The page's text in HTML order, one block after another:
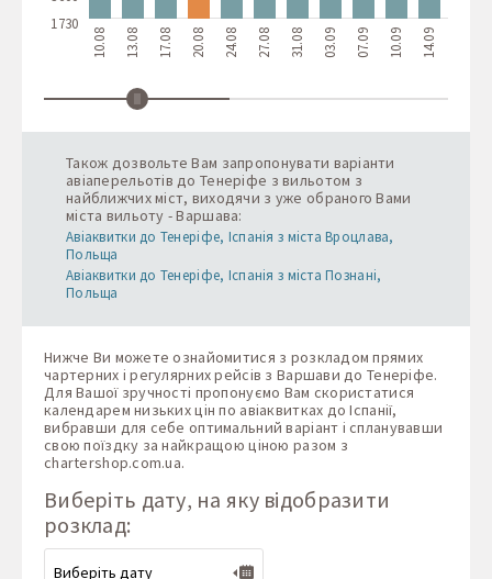
1730
10.08 13.08 17.08 20.08 24.08 27.08 31.08 03.09 07.09 10.09 14.09
Також дозвольте Вам запропонувати варіанти
авіаперельотів до Тенеріфе з вильотом з
найближчих міст, виходячи з уже обраного Вами
міста вильоту - Варшава:
Авіаквитки до Тенеріфе, Іспанія з міста Вроцлава,
Польща
Авіаквитки до Тенеріфе, Іспанія з міста Познані,
Польща
Нижче Ви можете ознайомитися з розкладом прямих
чартерних і регулярних рейсів з Варшави до Тенеріфе.
Для Вашої зручності пропонуємо Вам скористатися
календарем низьких цін по авіаквитках до Іспанії,
вибравши для себе оптимальний варіант і спланувавши
свою поїздку за найкращою ціною разом з
chartershop.com.ua.
Виберіть дату, на яку відобразити
розклад: